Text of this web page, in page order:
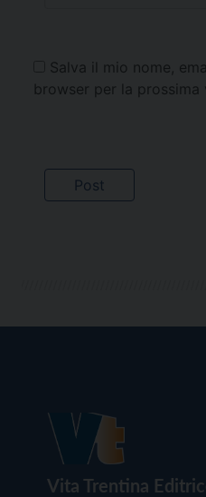
Salva il mio nome,
browser per la prossima
Vita Trentina